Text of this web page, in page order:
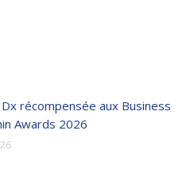
récompensée aux Business
Awards 2026